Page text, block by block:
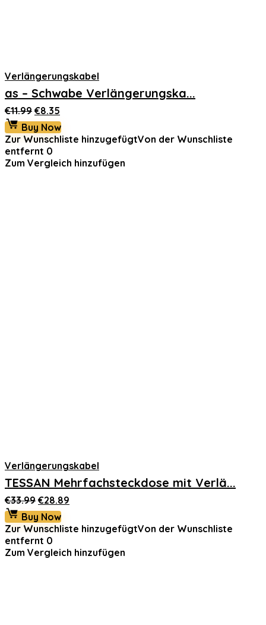
Verlängerungskabel
as – Schwabe Verlängerungska...
€11.99 Ursprünglicher
Preis
war:
€11.99
€8.35
Preis
ist:
€8.35.
Buy Now
Zur Wunschliste hinzugefügtVon der Wunschliste
entfernt 0
Zum Vergleich hinzufügen
Verlängerungskabel
TESSAN Mehrfachsteckdose mit Verlä...
€33.99 Ursprünglicher
Preis
war:
€33.99
€28.89
ist:
€28.89.
Buy Now
Zur Wunschliste hinzugefügtVon der Wunschliste
entfernt 0
Zum Vergleich hinzufügen